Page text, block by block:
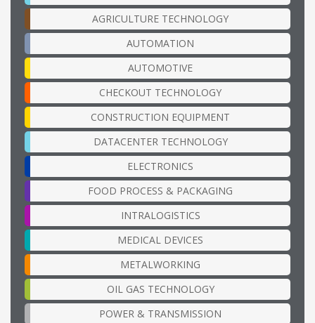
AGRICULTURE TECHNOLOGY
AUTOMATION
AUTOMOTIVE
CHECKOUT TECHNOLOGY
CONSTRUCTION EQUIPMENT
DATACENTER TECHNOLOGY
ELECTRONICS
FOOD PROCESS & PACKAGING
INTRALOGISTICS
MEDICAL DEVICES
METALWORKING
OIL GAS TECHNOLOGY
POWER & TRANSMISSION